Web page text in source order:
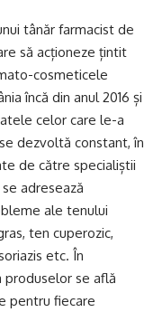
tânăr farmacist de
să acționeze țintit
cosmeticele
încă din anul 2016 și
celor care le-a
dezvoltă constant, în
de către specialiștii
adresează
ale tenului
ten cuperozic,
etc. În
produselor se află
pentru fiecare